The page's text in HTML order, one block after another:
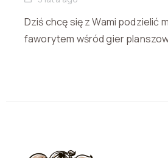
Dziś chcę się z Wami podzielić
faworytem wśród gier